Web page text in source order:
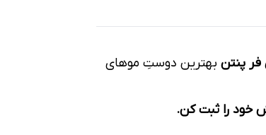
فر پنتن بهترین دوستِ موهای
خود را ثبت کن.